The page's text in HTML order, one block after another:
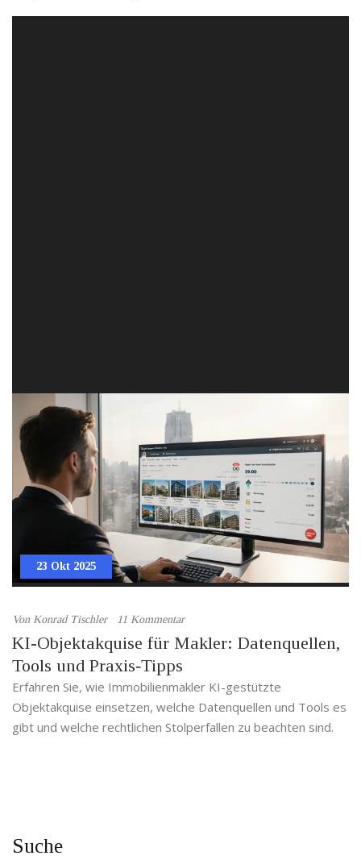
23 Okt 2025
Von Konrad Tischler 11 Kommentar
KI-Objektakquise für Makler: Datenquellen,
Tools und Praxis‑Tipps
Erfahren Sie, wie Immobilienmakler KI-gestützte
Objektakquise einsetzen, welche Datenquellen und Tools es
gibt und welche rechtlichen Stolperfallen zu beachten sind.
Suche